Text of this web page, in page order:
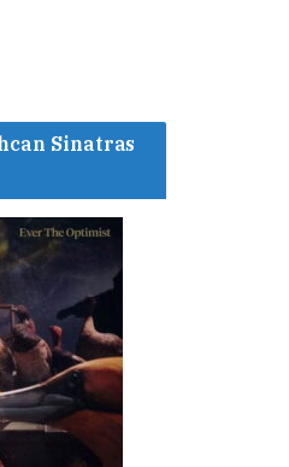
Sinatras